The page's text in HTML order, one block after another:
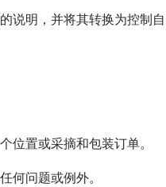
说明，并将其转换为控制自
置或采摘和包装订单。
何问题或例外。